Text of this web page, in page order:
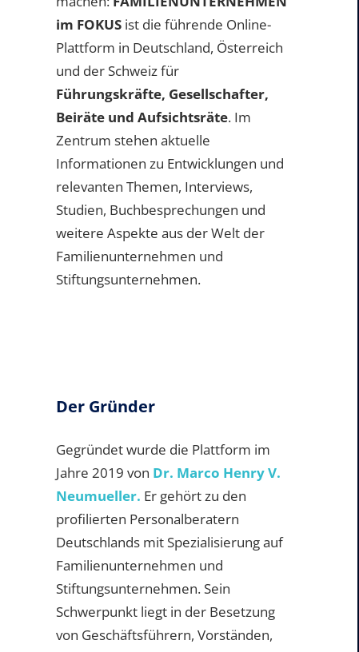
im FOKUS ist die führende Online-
Plattform in Deutschland, Österreich
und der Schweiz für
Führungskräfte, Gesellschafter,
Beiräte und Aufsichtsräte. Im
Zentrum stehen aktuelle
Informationen zu Entwicklungen und
relevanten Themen, Interviews,
Studien, Buchbesprechungen und
weitere Aspekte aus der Welt der
Familienunternehmen und
Stiftungsunternehmen.
Der Gründer
Gegründet wurde die Plattform im
Jahre 2019 von Dr. Marco Henry V.
Neumueller. Er gehört zu den
profilierten Personalberatern
Deutschlands mit Spezialisierung auf
Familienunternehmen und
Stiftungsunternehmen. Sein
Schwerpunkt liegt in der Besetzung
von Geschäftsführern, Vorständen,